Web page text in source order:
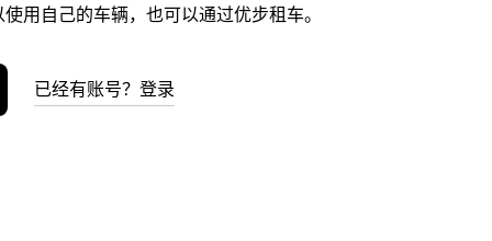
用自己的车辆，也可以通过优步租车。
已经有账号？登录